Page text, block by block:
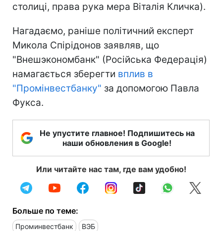
столиці, права рука мера Віталія Кличка).
Нагадаємо, раніше політичний експерт
Микола Спірідонов заявляв, що
"Внешэкономбанк" (Російська Федерація)
намагається зберегти вплив в
"Промінвестбанку" за допомогою Павла
Фукса.
Не упустите главное! Подпишитесь на
наши обновления в Google!
Или читайте нас там, где вам удобно!
Больше по теме:
Проминвестбанк ВЭБ